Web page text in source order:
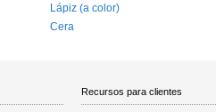
Lápiz (a color)
Cera
Recursos para clientes